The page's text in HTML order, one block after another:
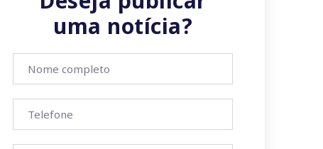
uma notícia?